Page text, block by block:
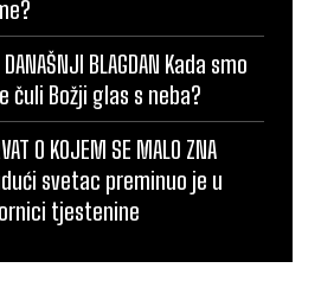
DANAŠNJI BLAGDAN Kada smo
čuli Božji glas s neba?
O KOJEM SE MALO ZNA
svetac preminuo je u
tjestenine